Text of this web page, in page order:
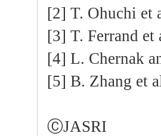
[2] T. Ohuchi et
[3] T. Ferrand
[4] L. Chernak
[5] B. Zhang et
ⒸJASRI